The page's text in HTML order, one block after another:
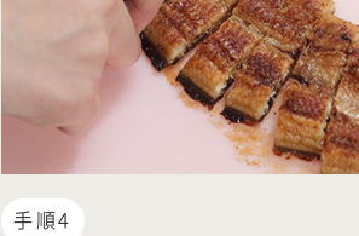
手順4